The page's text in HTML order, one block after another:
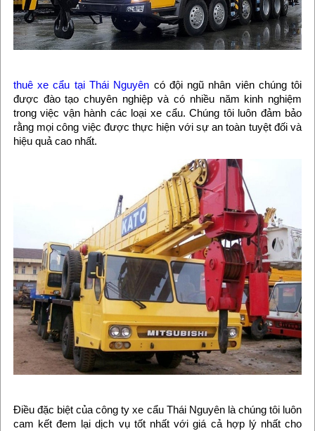
thuê xe cẩu tại Thái Nguyên có đội ngũ nhân viên chúng tôi
được đào tạo chuyên nghiệp và có nhiều năm kinh nghiệm
trong việc vận hành các loại xe cẩu. Chúng tôi luôn đảm bảo
rằng mọi công việc được thực hiện với sự an toàn tuyệt đối và
hiệu quả cao nhất.
Điều đặc biệt của công ty xe cẩu Thái Nguyên là chúng tôi luôn
cam kết đem lại dịch vụ tốt nhất với giá cả hợp lý nhất cho